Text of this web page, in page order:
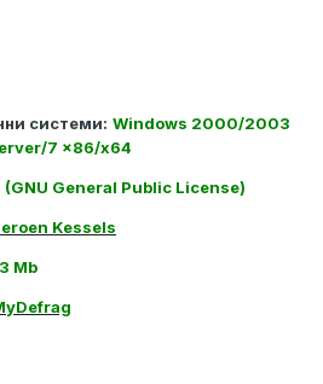
системи: Windows 2000/2003
7 x86/x64
(GNU General Public License)
Kessels
Mb